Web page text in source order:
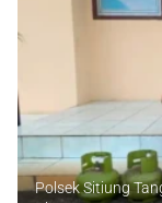
Polsek Sitiung